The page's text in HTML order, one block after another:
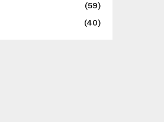
(59)
(40)